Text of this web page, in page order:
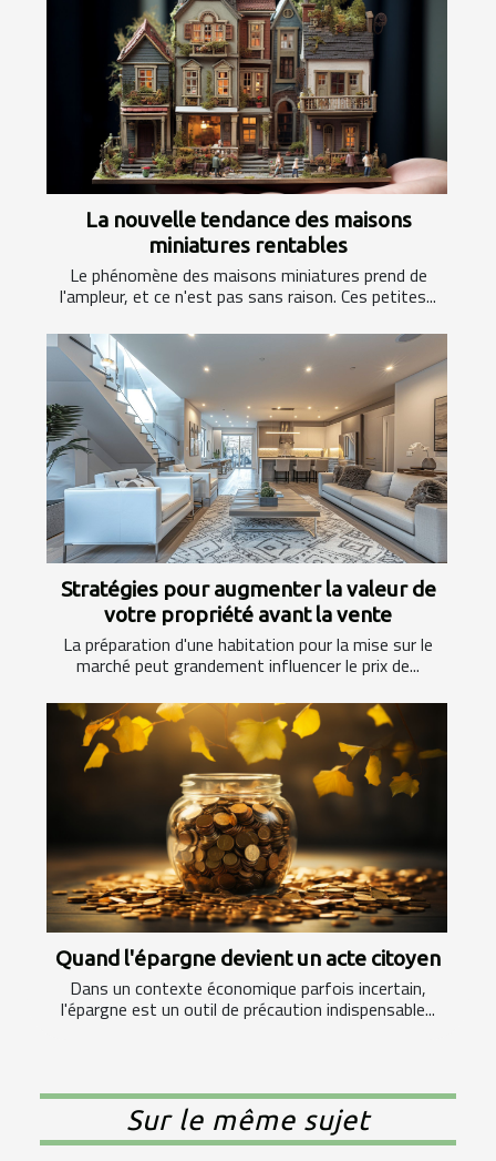
La nouvelle tendance des maisons
miniatures rentables
Le phénomène des maisons miniatures prend de
l'ampleur, et ce n'est pas sans raison. Ces petites...
Stratégies pour augmenter la valeur de
votre propriété avant la vente
La préparation d'une habitation pour la mise sur le
marché peut grandement influencer le prix de...
Quand l'épargne devient un acte citoyen
Dans un contexte économique parfois incertain,
l'épargne est un outil de précaution indispensable...
Sur le même sujet